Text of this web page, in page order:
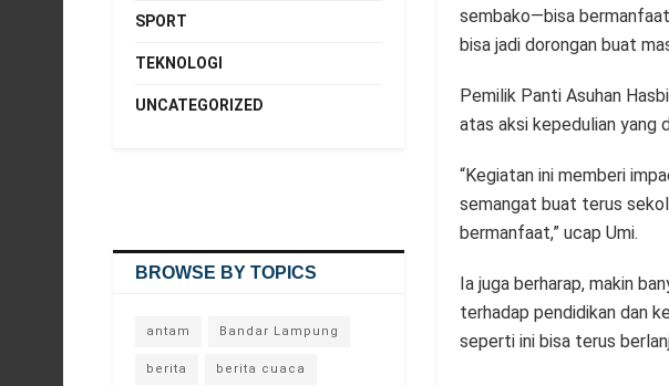
sembako—bisa bermanfaat
bisa jadi dorongan buat
Pemilik Panti Asuhan
atas aksi kepedulian yang
“Kegiatan ini memberi
semangat buat terus
bermanfaat,” ucap Umi.
Ia juga berharap, makin
terhadap pendidikan dan
seperti ini bisa terus
SPORT
TEKNOLOGI
UNCATEGORIZED
BROWSE BY TOPICS
antam Bandar Lampung
berita berita cuaca